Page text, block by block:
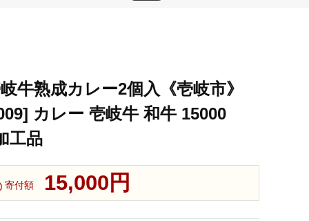
牛熟成カレー2個入《壱岐市》
カレー 壱岐牛 和牛 15000
工品
寄付額 15,000円